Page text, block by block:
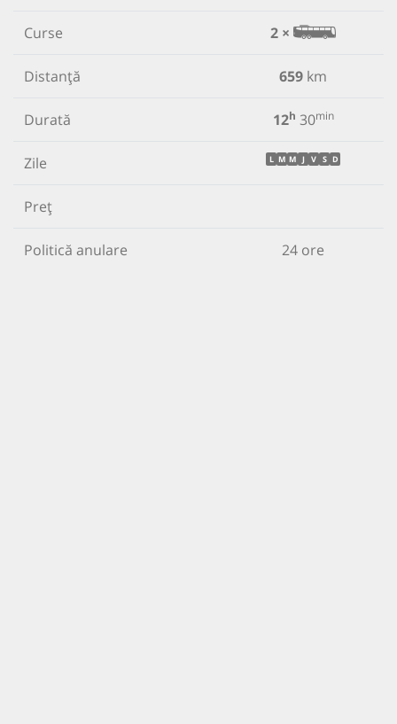
Curse 2 ×
Distanță 659 km
Durată 12h 30min
Zile L M M J V S D
Preț
Politică anulare 24 ore